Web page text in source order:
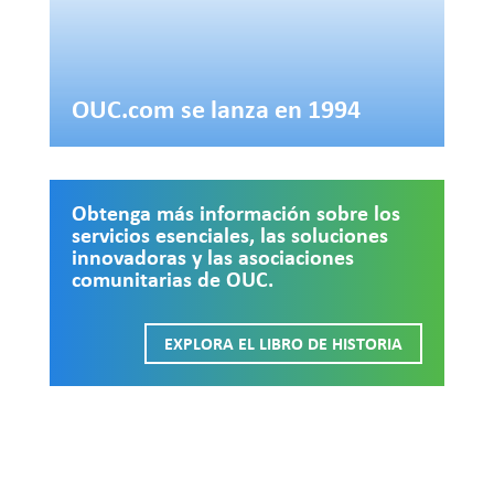
OUC.com se lanza en 1994
Obtenga más información sobre los
servicios esenciales, las soluciones
innovadoras y las asociaciones
comunitarias de OUC.
EXPLORA EL LIBRO DE HISTORIA